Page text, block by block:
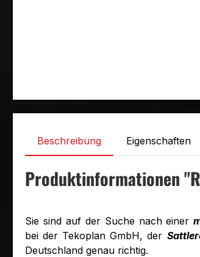
Beschreibung Eigenschaften
Produktinformationen
Sie sind auf der Suche nach einer
bei der Tekoplan GmbH, der
Deutschland genau richtig.